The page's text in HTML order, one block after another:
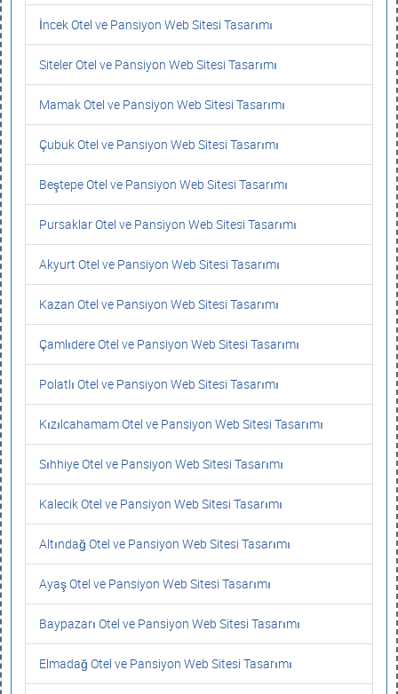
İncek Otel ve Pansiyon Web Sitesi Tasarımı
Siteler Otel ve Pansiyon Web Sitesi Tasarımı
Mamak Otel ve Pansiyon Web Sitesi Tasarımı
Çubuk Otel ve Pansiyon Web Sitesi Tasarımı
Beştepe Otel ve Pansiyon Web Sitesi Tasarımı
Pursaklar Otel ve Pansiyon Web Sitesi Tasarımı
Akyurt Otel ve Pansiyon Web Sitesi Tasarımı
Kazan Otel ve Pansiyon Web Sitesi Tasarımı
Çamlıdere Otel ve Pansiyon Web Sitesi Tasarımı
Polatlı Otel ve Pansiyon Web Sitesi Tasarımı
Kızılcahamam Otel ve Pansiyon Web Sitesi Tasarımı
Sıhhiye Otel ve Pansiyon Web Sitesi Tasarımı
Kalecik Otel ve Pansiyon Web Sitesi Tasarımı
Altındağ Otel ve Pansiyon Web Sitesi Tasarımı
Ayaş Otel ve Pansiyon Web Sitesi Tasarımı
Baypazarı Otel ve Pansiyon Web Sitesi Tasarımı
Elmadağ Otel ve Pansiyon Web Sitesi Tasarımı